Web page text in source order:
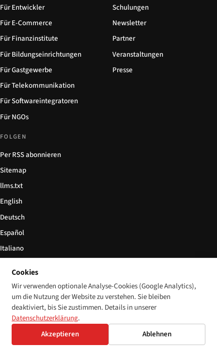
Für Entwickler
Für E-Commerce
Für Finanzinstitute
Für Bildungseinrichtungen
Für Gastgewerbe
Für Telekommunikation
Für Softwareintegratoren
Für NGOs
Schulungen
Newsletter
Partner
Veranstaltungen
Presse
FOLGEN
Per RSS abonnieren
Sitemap
llms.txt
English
Deutsch
Español
Italiano
© 2026 Disability World. Alle Rechte vorbehalten. Cookie-Einstellungen
EnglishDeutschEspañol 简体中文Polski
Cookies
Wir verwenden optionale Analyse-Cookies (Google Analytics),
um die Nutzung der Website zu verstehen. Sie bleiben
deaktiviert, bis Sie zustimmen. Details in unserer
Datenschutzerklärung.
Akzeptieren
Ablehnen